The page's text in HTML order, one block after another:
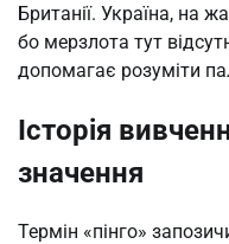
Британії. Україна, на
бо мерзлота тут
допомагає розуміти
Історія
значення
Термін «пінго»